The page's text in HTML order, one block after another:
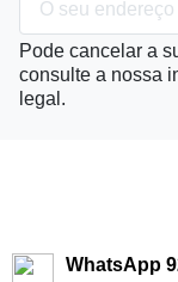
Pode cancelar a
consulte a nossa
legal.
WhatsApp